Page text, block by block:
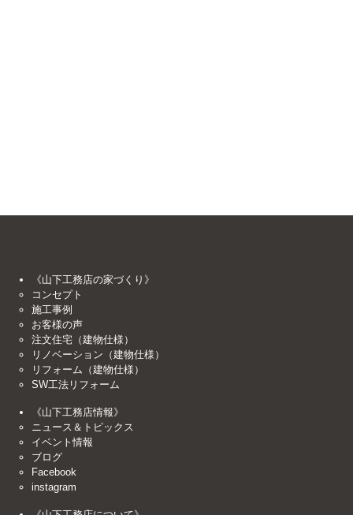
《山下工務店の家づくり》
コンセプト
施工事例
お客様の声
注文住宅（建物仕様）
リノベーション（建物仕様）
リフォーム（建物仕様）
SW工法リフォーム
《山下工務店情報》
ニュース＆トピックス
イベント情報
ブログ
Facebook
instagram